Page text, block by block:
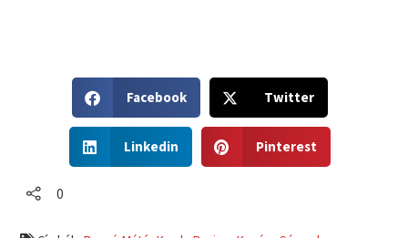
h
r
Facebook
h
Twitter
h
Linkedin
h
Pinterest
0